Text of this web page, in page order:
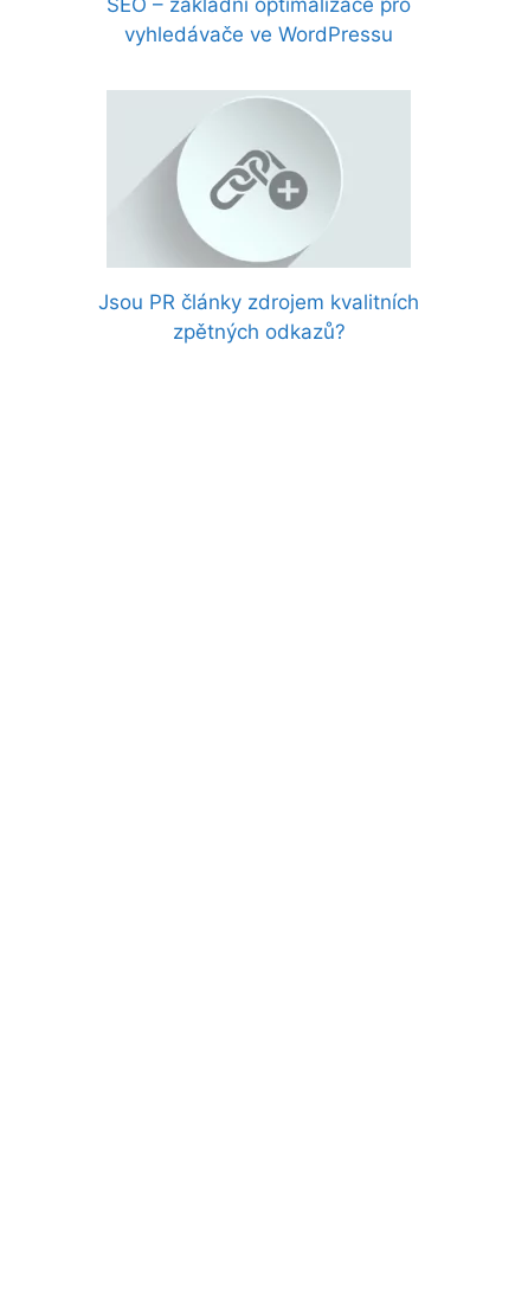
SEO – základní optimalizace pro
vyhledávače ve WordPressu
Jsou PR články zdrojem kvalitních
zpětných odkazů?